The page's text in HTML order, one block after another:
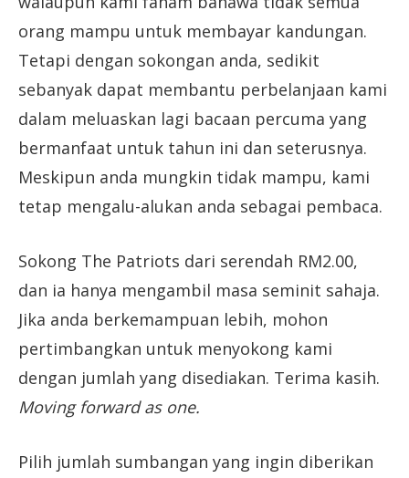
orang mampu untuk membayar kandungan.
Tetapi dengan sokongan anda, sedikit
sebanyak dapat membantu perbelanjaan kami
dalam meluaskan lagi bacaan percuma yang
bermanfaat untuk tahun ini dan seterusnya.
Meskipun anda mungkin tidak mampu, kami
tetap mengalu-alukan anda sebagai pembaca.
Sokong The Patriots dari serendah RM2.00,
dan ia hanya mengambil masa seminit sahaja.
Jika anda berkemampuan lebih, mohon
pertimbangkan untuk menyokong kami
dengan jumlah yang disediakan. Terima kasih.
Moving forward as one.
Pilih jumlah sumbangan yang ingin diberikan